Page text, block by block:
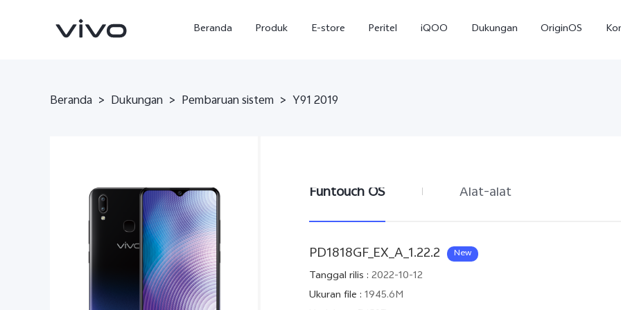
Beranda Produk E-store Peritel iQOO Dukungan OriginOS
baru X300 Ultra
Beranda > Dukungan > Pembaruan sistem > Y91 2019
Funtouch OS Alat-alat
PD1818GF_EX_A_1.22.2 New
Tanggal rilis : 2022-10-12
Ukuran file : 1945.6M